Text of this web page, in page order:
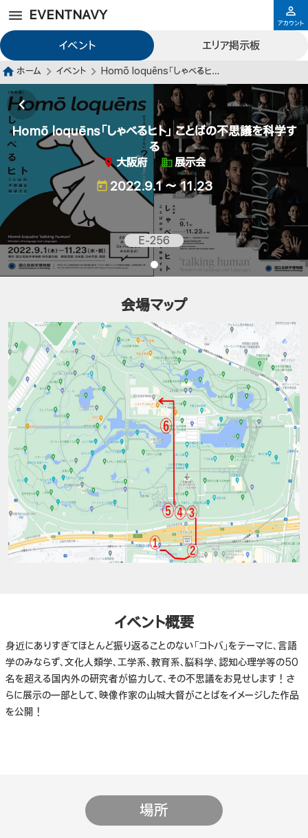
EVENTNAVY
イベント エリア掲示板
アカウント
ホーム イベント Homō loquēns「しゃべるヒト」 ことばの不思議を科学する
Homō loquēns「しゃべるヒト」 ことばの不思議を科学す
る
大阪府 展示会
2022.9.1 ～ 11.23
E-256
会場マップ
イベント概要
身近にありすぎてほとんど振り返ることのない「コトバ」をテーマに、言語
学のみならず、文化人類学、工学系、教育系、脳科学、認知心理学等の50
名を超える国内外の研究者が協力して、その不思議をお見せします！さ
らに展示の一部として、映像作家の山城大督がことばをイメージした作品
を公開！
場所